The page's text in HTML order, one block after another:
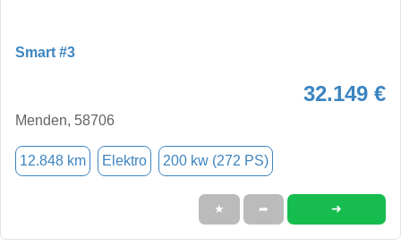
Smart #3
32.149 €
Menden, 58706
12.848 km Elektro 200 kw (272 PS)
★ ➦ ➜